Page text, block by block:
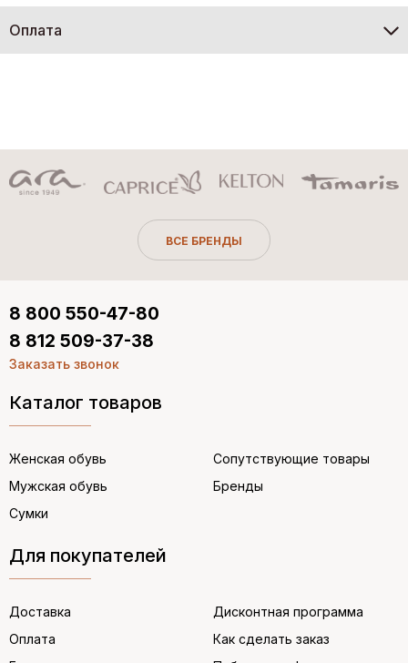
Оплата
ВСЕ БРЕНДЫ
Каталог товаров
Женская обувь
Мужская обувь
Сумки
Сопутствующие товары
Бренды
Для покупателей
Доставка
Оплата
Дисконтная программа
Как сделать заказ
8 800 550-47-80
8 812 509-37-38
Заказать звонок